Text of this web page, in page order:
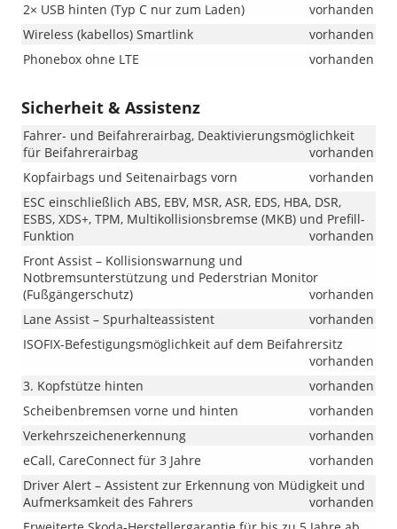
2× USB hinten (Typ C nur zum Laden)
vorhanden
Wireless (kabellos) Smartlink
vorhanden
Phonebox ohne LTE
vorhanden
Sicherheit & Assistenz
Fahrer- und Beifahrerairbag, Deaktivierungsmöglichkeit
für Beifahrerairbag
vorhanden
Kopfairbags und Seitenairbags vorn
vorhanden
ESC einschließlich ABS, EBV, MSR, ASR, EDS, HBA, DSR,
ESBS, XDS+, TPM, Multikollisionsbremse (MKB) und Prefill-
Funktion
vorhanden
Front Assist – Kollisionswarnung und
Notbremsunterstützung und Pederstrian Monitor
(Fußgängerschutz)
vorhanden
Lane Assist – Spurhalteassistent
vorhanden
ISOFIX-Befestigungsmöglichkeit auf dem Beifahrersitz
vorhanden
3. Kopfstütze hinten
vorhanden
Scheibenbremsen vorne und hinten
vorhanden
Verkehrszeichenerkennung
vorhanden
eCall, CareConnect für 3 Jahre
vorhanden
Driver Alert – Assistent zur Erkennung von Müdigkeit und
Aufmerksamkeit des Fahrers
vorhanden